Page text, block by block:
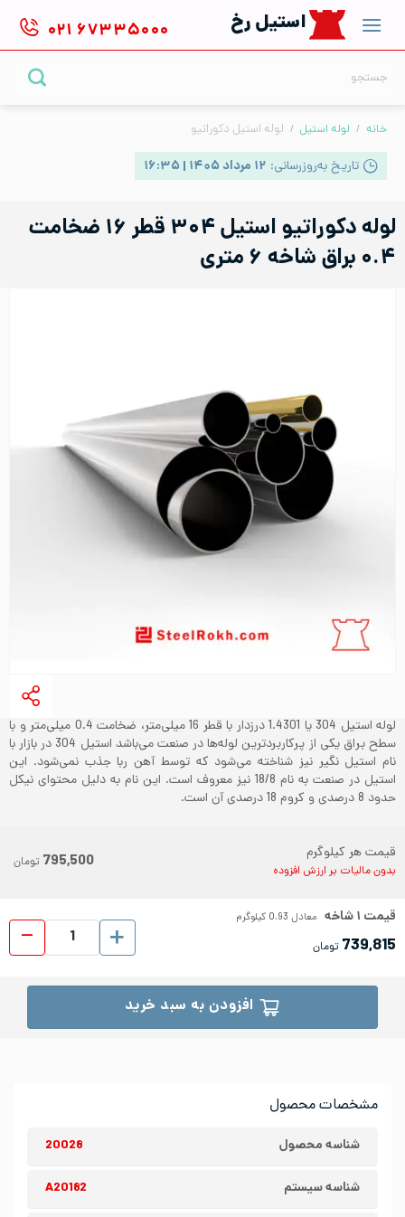
content
استیل رخ ۰۲۱ ۶۷۳۳۵۰۰۰
خانه / لوله استیل / لوله استیل دکوراتیو
تاریخ به‌روزرسانی: ۱۲ مرداد ۱۴۰۵ | ۱۶:۳۵
مشخصات محصول
شناسه محصول 20028
شناسه سیستم A20182
لوله دکوراتیو استیل ۳۰۴ قطر ۱۶ ضخامت
۰.۴ براق شاخه ۶ متری
لوله استیل 304 یا 1.4301 درزدار با قطر 16 میلی‌متر، ضخامت 0.4 میلی‌متر و با
سطح براق یکی از پرکاربردترین لوله‌ها در صنعت می‌باشد‌ استیل 304 در بازار با
نام استیل نگیر نیز شناخته می‌شود که توسط آهن ربا جذب نمی‌شود. این
استیل در صنعت به نام 18/8 نیز معروف است. این نام به دلیل محتوای نیکل
حدود 8 درصدی و کروم 18 درصدی آن است.
قیمت هر کیلوگرم
بدون مالیات بر ارزش افزوده 795,500 تومان
قیمت ۱شاخه معادل 0.93 کیلوگرم
739,815 تومان
افزودن به سبد خرید